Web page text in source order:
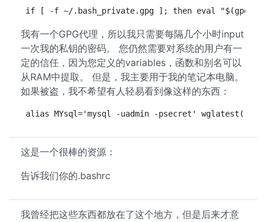
if [ -f ~/.bash_private.gpg ]; then eval "$(gpg --
我有一个GPG代理，所以我只需要每隔几个小时input
一次我的私钥的密码。 您仍然需要对系统的用户有一
定的信任，因为您定义的variables，函数和别名可以
从RAM中提取。 但是，我主要用于我的笔记本电脑。
如果被盗，我不希望有人轻易看到像这样的东西：
alias MYsql='mysql -uadmin -psecret' wglatest(){
这是一个很棒的资源：
告诉我们你的.bashrc
我曾经把这些东西都放在了这个地方，但是后来才意